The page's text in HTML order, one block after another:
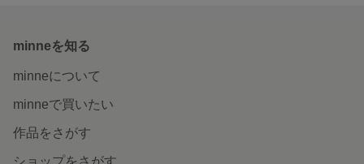
minneを知る
minneについて
minneで買いたい
作品をさがす
ショップをさがす